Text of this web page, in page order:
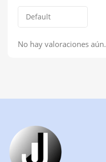
No hay valoraciones aún.